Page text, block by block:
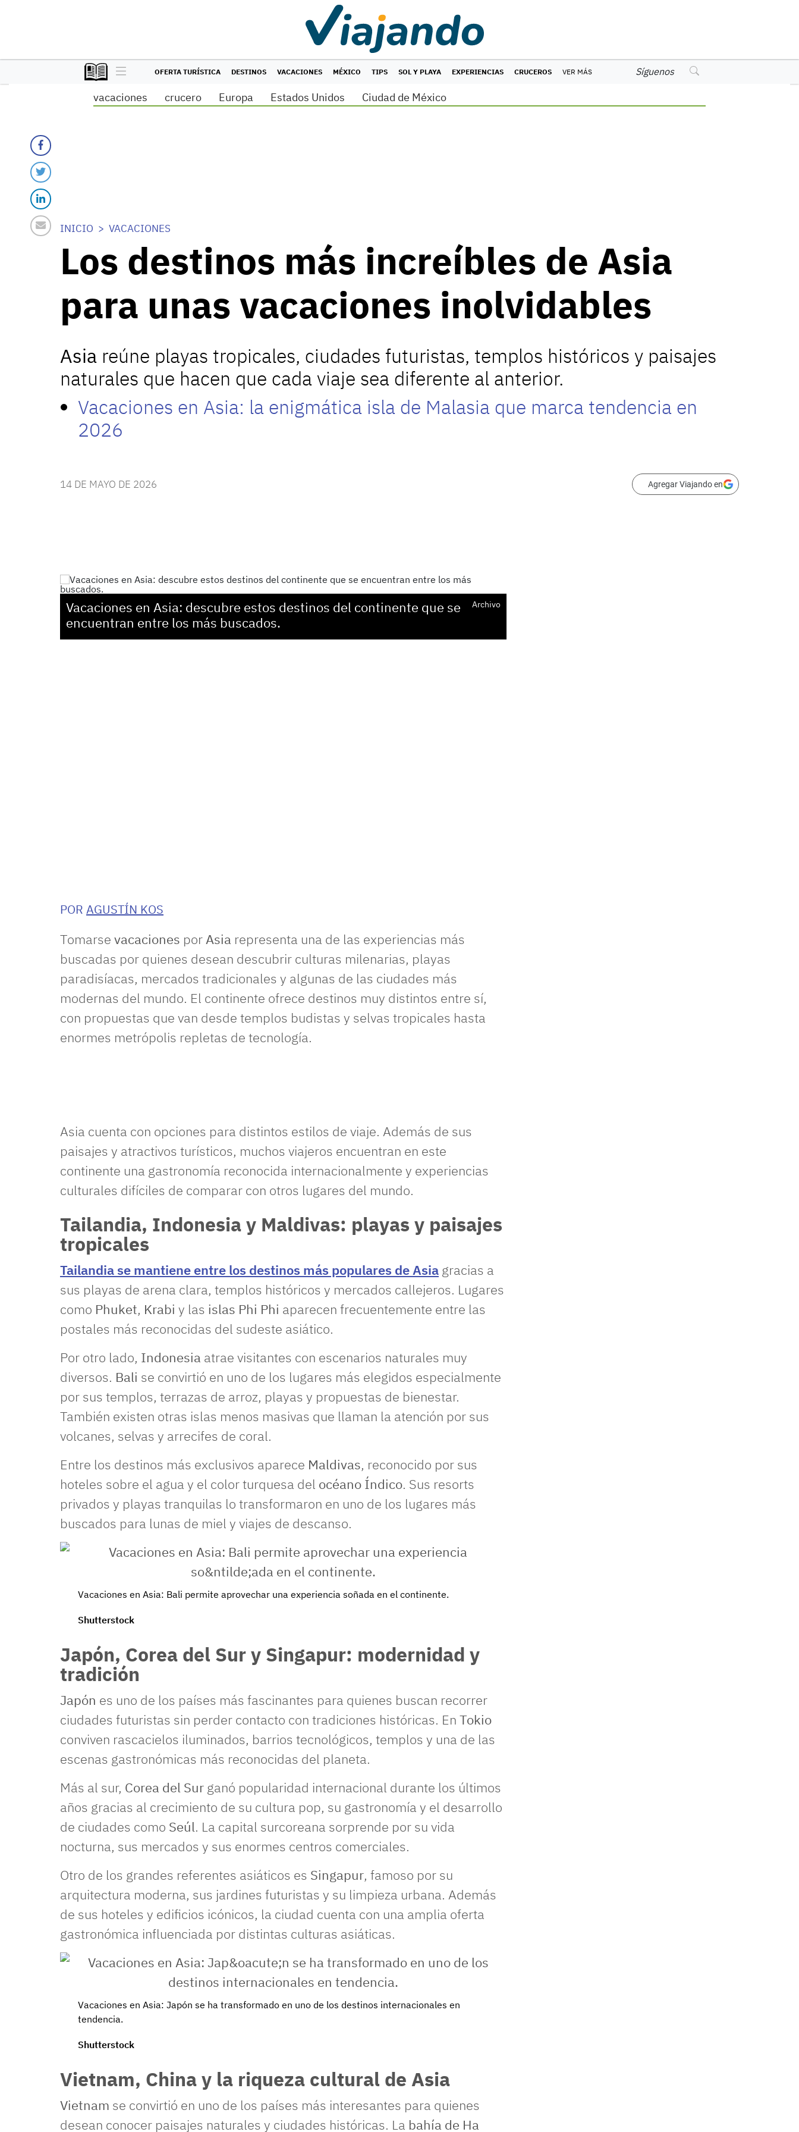
OFERTA TURÍSTICA DESTINOS VACACIONES MÉXICO TIPS SOL Y PLAYA EXPERIENCIAS CRUCEROS VER MÁS Síguenos
vacaciones crucero Europa Estados Unidos Ciudad de México
INICIO VACACIONES
Los destinos más increíbles de Asia
para unas vacaciones inolvidables
Asia reúne playas tropicales, ciudades futuristas, templos históricos y paisajes
naturales que hacen que cada viaje sea diferente al anterior.
Vacaciones en Asia: la enigmática isla de Malasia que marca tendencia en
2026
14 DE MAYO DE 2026 Agregar Viajando en
Vacaciones en Asia: descubre estos destinos del continente que se
encuentran entre los más buscados.
Archivo
POR AGUSTÍN KOS
Tomarse vacaciones porAsia representa una de las experiencias más
buscadas por quienes desean descubrir culturas milenarias, playas
paradisíacas, mercados tradicionales y algunas de las ciudades más
modernas del mundo. El continente ofrece destinos muy distintos entre sí,
con propuestas que van desde templos budistas y selvas tropicales hasta
enormes metrópolis repletas de tecnología.
Asia cuenta con opciones para distintos estilos de viaje. Además de sus
paisajes y atractivos turísticos, muchos viajeros encuentran en este
continente una gastronomía reconocida internacionalmente y experiencias
culturales difíciles de comparar con otros lugares del mundo.
Tailandia, Indonesia y Maldivas: playas y paisajes
tropicales
Tailandia se mantiene entre los destinos más populares de Asia gracias a
sus playas de arena clara, templos históricos y mercados callejeros. Lugares
como Phuket, Krabi y las islas Phi Phi aparecen frecuentemente entre las
postales más reconocidas del sudeste asiático.
Por otro lado, Indonesia atrae visitantes con escenarios naturales muy
diversos. Bali se convirtió en uno de los lugares más elegidos especialmente
por sus templos, terrazas de arroz, playas y propuestas de bienestar.
También existen otras islas menos masivas que llaman la atención por sus
volcanes, selvas y arrecifes de coral.
Entre los destinos más exclusivos aparece Maldivas, reconocido por sus
hoteles sobre el agua y el color turquesa del océano Índico. Sus resorts
privados y playas tranquilas lo transformaron en uno de los lugares más
buscados para lunas de miel y viajes de descanso.
Vacaciones en Asia: Bali permite aprovechar una experiencia soñada en el continente.
Shutterstock
Japón, Corea del Sur y Singapur: modernidad y
tradición
Japón es uno de los países más fascinantes para quienes buscan recorrer
ciudades futuristas sin perder contacto con tradiciones históricas. En Tokio
conviven rascacielos iluminados, barrios tecnológicos, templos y una de las
escenas gastronómicas más reconocidas del planeta.
Más al sur, Corea del Sur ganó popularidad internacional durante los últimos
años gracias al crecimiento de su cultura pop, su gastronomía y el desarrollo
de ciudades como Seúl. La capital surcoreana sorprende por su vida
nocturna, sus mercados y sus enormes centros comerciales.
Otro de los grandes referentes asiáticos es Singapur, famoso por su
arquitectura moderna, sus jardines futuristas y su limpieza urbana. Además
de sus hoteles y edificios icónicos, la ciudad cuenta con una amplia oferta
gastronómica influenciada por distintas culturas asiáticas.
Vacaciones en Asia: Japón se ha transformado en uno de los destinos internacionales en
tendencia.
Shutterstock
Vietnam, China y la riqueza cultural de Asia
Vietnam se convirtió en uno de los países más interesantes para quienes
desean conocer paisajes naturales y ciudades históricas. La bahía de Ha